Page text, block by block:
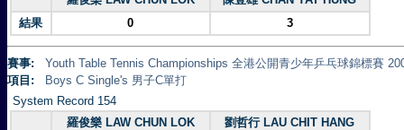
結果
0 3
賽事:
Youth Table Tennis Championships 全港公開青少年乒乓球錦標賽
項目:
Boys C Single's 男子C單打
System Record 154
羅俊樂 LAW CHUN LOK
劉哲行 LAU CHIT HANG